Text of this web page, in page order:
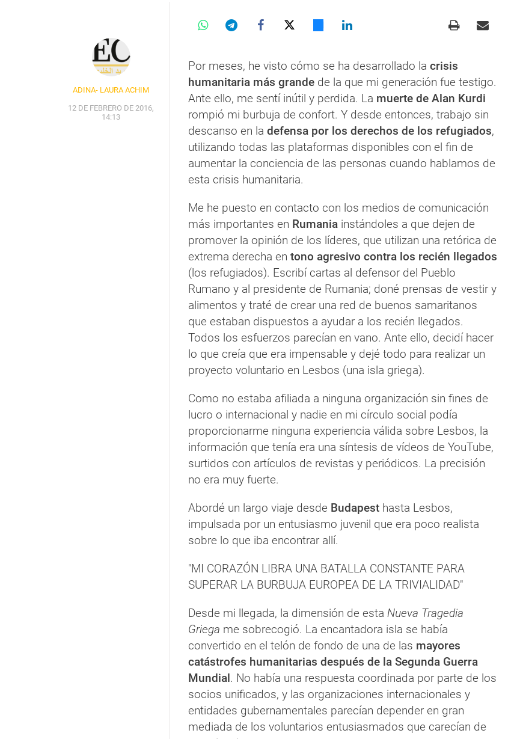
ADINA- LAURA ACHIM
12 DE FEBRERO DE 2016,
14:13
Por meses, he visto cómo se ha desarrollado la crisis
humanitaria más grande de la que mi generación fue testigo.
Ante ello, me sentí inútil y perdida. La muerte de Alan Kurdi
rompió mi burbuja de confort. Y desde entonces, trabajo sin
descanso en la defensa por los derechos de los refugiados,
utilizando todas las plataformas disponibles con el fin de
aumentar la conciencia de las personas cuando hablamos de
esta crisis humanitaria.
Me he puesto en contacto con los medios de comunicación
más importantes en Rumania instándoles a que dejen de
promover la opinión de los líderes, que utilizan una retórica de
extrema derecha en tono agresivo contra los recién llegados
(los refugiados). Escribí cartas al defensor del Pueblo
Rumano y al presidente de Rumania; doné prensas de vestir y
alimentos y traté de crear una red de buenos samaritanos
que estaban dispuestos a ayudar a los recién llegados.
Todos los esfuerzos parecían en vano. Ante ello, decidí hacer
lo que creía que era impensable y dejé todo para realizar un
proyecto voluntario en Lesbos (una isla griega).
Como no estaba afiliada a ninguna organización sin fines de
lucro o internacional y nadie en mi círculo social podía
proporcionarme ninguna experiencia válida sobre Lesbos, la
información que tenía era una síntesis de vídeos de YouTube,
surtidos con artículos de revistas y periódicos. La precisión
no era muy fuerte.
Abordé un largo viaje desde Budapest hasta Lesbos,
impulsada por un entusiasmo juvenil que era poco realista
sobre lo que iba encontrar allí.
"MI CORAZÓN LIBRA UNA BATALLA CONSTANTE PARA
SUPERAR LA BURBUJA EUROPEA DE LA TRIVIALIDAD"
Desde mi llegada, la dimensión de esta Nueva Tragedia
Griega me sobrecogió. La encantadora isla se había
convertido en el telón de fondo de una de las mayores
catástrofes humanitarias después de la Segunda Guerra
Mundial. No había una respuesta coordinada por parte de los
socios unificados, y las organizaciones internacionales y
entidades gubernamentales parecían depender en gran
mediada de los voluntarios entusiasmados que carecían de